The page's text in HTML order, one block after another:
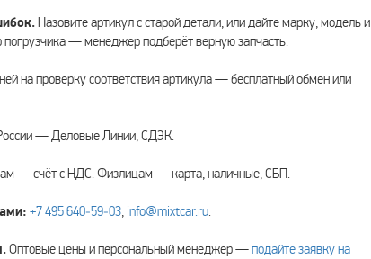
Назовите артикул с старой детали, или дайте марку, модель и
погрузчика — менеджер подберёт верную запчасть.
на проверку соответствия артикула — бесплатный обмен или
— Деловые Линии, СДЭК.
— счёт с НДС. Физлицам — карта, наличные, СБП.
+7 495 640‑59‑03, info@mixtcar.ru.
Оптовые цены и персональный менеджер —подайте заявку на